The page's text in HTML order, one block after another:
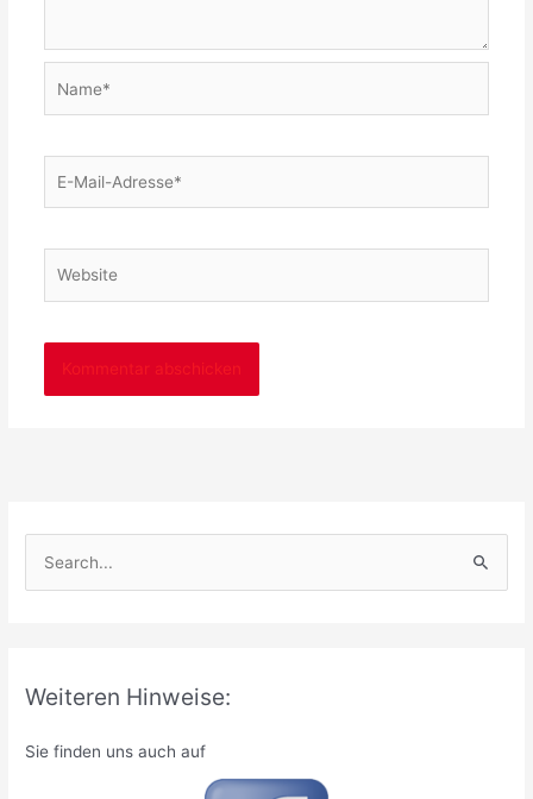
Mail-
n
Weiteren Hinweise:
Sie finden uns auch auf